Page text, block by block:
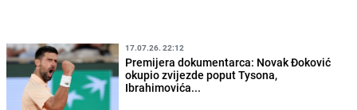
17.07.26. 22:12
Premijera dokumentarca: Novak Đoković
okupio zvijezde poput Tysona,
Ibrahimovića...